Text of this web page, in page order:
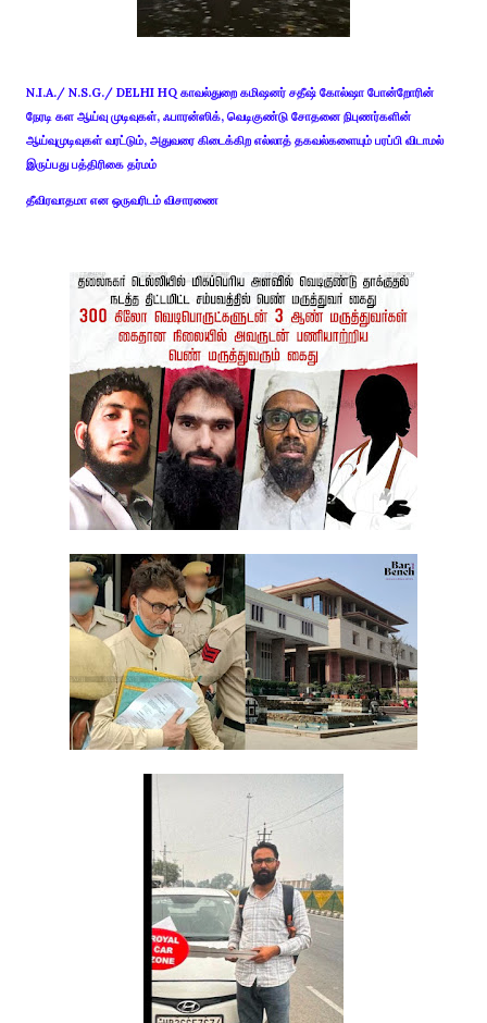
N.I.A./ N.S.G./ DELHI HQ காவல்துறை கமிஷனர் சதீஷ் கோல்ஷா போன்றோரின்
நேரடி கள ஆய்வு முடிவுகள், ஃபாரன்ஸிக், வெடிகுண்டு சோதனை நிபுணர்களின்
ஆய்வுமுடிவுகள் வரட்டும், அதுவரை கிடைக்கிற எல்லாத் தகவல்களையும் பரப்பி விடாமல்
இருப்பது பத்திரிகை தர்மம்
தீவிரவாதமா என ஒருவரிடம் விசாரணை